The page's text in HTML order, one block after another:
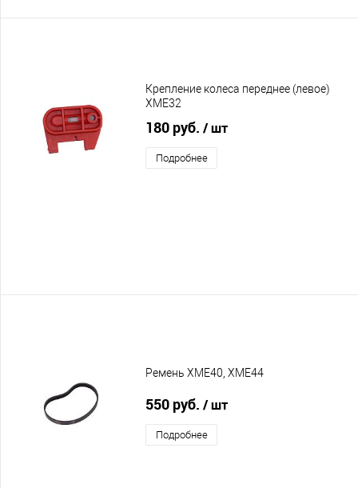
Крепление колеса переднее (левое)
XME32
180 руб. / шт
Подробнее
Ремень XME40, XME44
550 руб. / шт
Подробнее